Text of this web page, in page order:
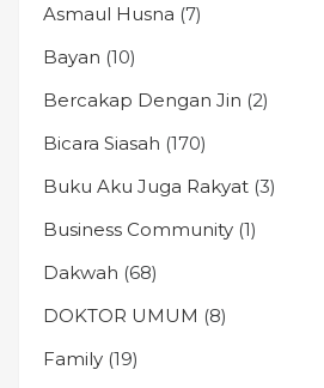
Asmaul Husna (7)
Bayan (10)
Bercakap Dengan Jin (2)
Bicara Siasah (170)
Buku Aku Juga Rakyat (3)
Business Community (1)
Dakwah (68)
DOKTOR UMUM (8)
Family (19)